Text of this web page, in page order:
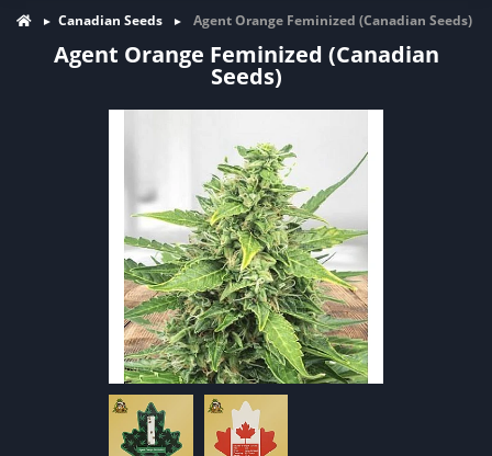
Canadian Seeds Agent Orange Feminized (Canadian Seeds)
Agent Orange Feminized (Canadian
Seeds)